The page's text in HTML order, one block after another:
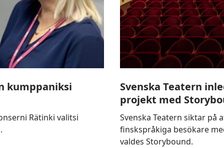
kumppaniksi
Rätinki valitsi
Storybound
Svenska Teatern
projekt med
Svenska Teatern siktar på
finskspråkiga besökare
valdes Storybound.